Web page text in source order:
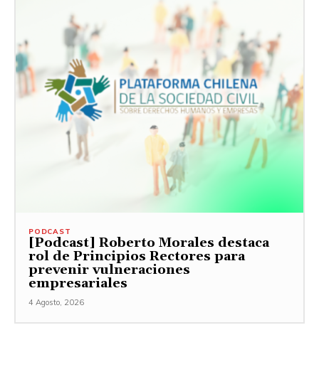
PODCAST
[Podcast] Roberto Morales destaca
rol de Principios Rectores para
prevenir vulneraciones
empresariales
4 Agosto, 2026